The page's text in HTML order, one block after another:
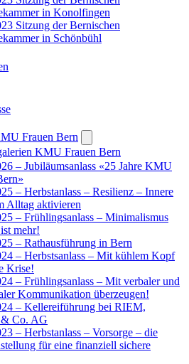
in Konolfingen
Sitzung der Bernischen
in Schönbühl
Frauen Bern
KMU Frauen Bern
– Jubiläumsanlass «25 Jahre KMU
– Herbstanlass – Resilienz – Innere
Alltag aktivieren
– Frühlingsanlass – Minimalismus
mehr!
– Rathausführung in Bern
– Herbstsanlass – Mit kühlem Kopf
Krise!
– Frühlingsanlass – Mit verbaler und
Kommunikation überzeugen!
– Kellereiführung bei RIEM,
Co. AG
– Herbstanlass – Vorsorge – die
für eine finanziell sichere